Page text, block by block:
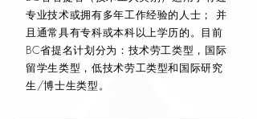
专业技术或拥有多年工作经验的人士； 并
且通常具有专科或本科以上学历的。目前
BC省提名计划分为：技术劳工类型，国际
留学生类型，低技术劳工类型和国际研究
生/博士生类型。